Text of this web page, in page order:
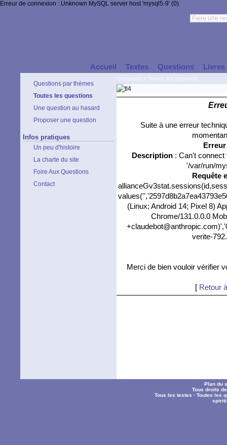
Erreur de connexion : Unknown MySQL server host 'mysql5-9' (0)
Accueil Textes Questions Livres
Questions par thèmes
Toutes les questions
Une question au hasard
Proposer une question
Infos pratiques
Un peu d'histoire
La charte du site
Foire Aux Questions
Contact
Suite à une erreur
Description: Can't connect
'/var/run/
Requête
(Linux; Android 14; Pixel 8)
Chrome/131.0.0.0
verite-
Merci de bien vouloir vérifier
[ Retour
Plan du
Tous droits
Tous les textes ·Toutes les